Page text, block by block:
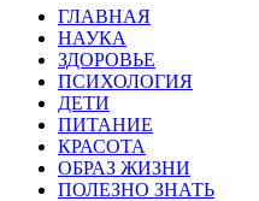
ГЛАВНАЯ
НАУКА
ЗДОРОВЬЕ
ПСИХОЛОГИЯ
ДЕТИ
ПИТАНИЕ
КРАСОТА
ОБРАЗ ЖИЗНИ
ПОЛЕЗНО ЗНАТЬ